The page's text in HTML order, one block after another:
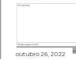
outubro 26, 2022